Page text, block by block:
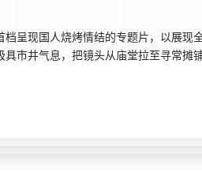
现国人烧烤情结的专题片，以展现
具市井气息，把镜头从庙堂拉至寻常摊